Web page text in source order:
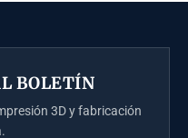
BOLETÍN
3D y fabricación